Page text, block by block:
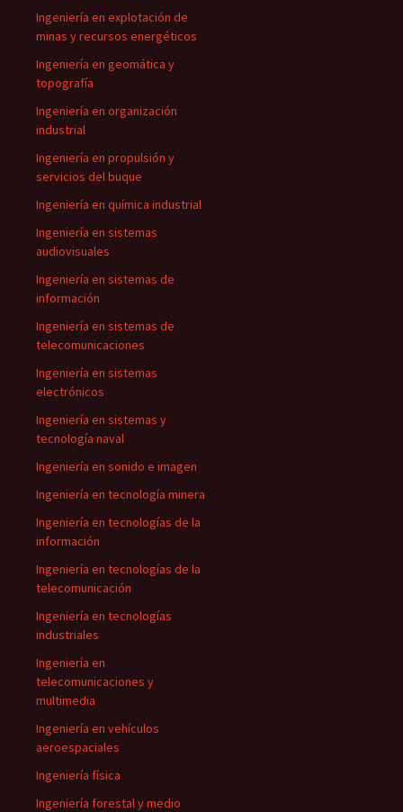
Ingeniería en explotación de
minas y recursos energéticos
Ingeniería en geomática y
topografía
Ingeniería en organización
industrial
Ingeniería en propulsión y
servicios del buque
Ingeniería en química industrial
Ingeniería en sistemas
audiovisuales
Ingeniería en sistemas de
información
Ingeniería en sistemas de
telecomunicaciones
Ingeniería en sistemas
electrónicos
Ingeniería en sistemas y
tecnología naval
Ingeniería en sonido e imagen
Ingeniería en tecnología minera
Ingeniería en tecnologías de la
información
Ingeniería en tecnologías de la
telecomunicación
Ingeniería en tecnologías
industriales
Ingeniería en
telecomunicaciones y
multimedia
Ingeniería en vehículos
aeroespaciales
Ingeniería física
Ingeniería forestal y medio